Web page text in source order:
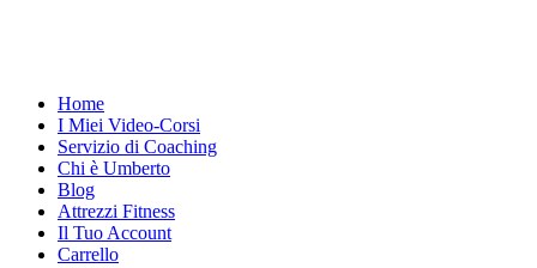
Home
I Miei Video-Corsi
Servizio di Coaching
Chi è Umberto
Blog
Attrezzi Fitness
Il Tuo Account
Carrello